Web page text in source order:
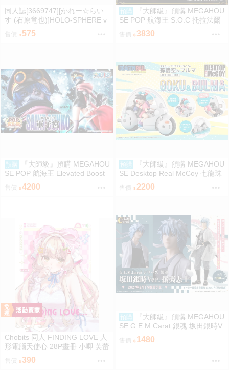
同人誌[3669747][かれー☆らい
す (石原竜也)]HOLO-SPHERE v
ol.04 (hololive )
售價 575
預購
『大師級』預購 MEGAHOU
SE POP 航海王 S.O.C 托拉法爾
加 羅 Ver.R
售價 3830
預購
『大師級』預購 MEGAHOU
SE POP 航海王 Elevated Boost
神領騎士團 曼麥亞 軍子宮
售價 4200
預購
『大師級』預購 MEGAHOU
SE Desktop Real McCoy 七龍珠
06 孫悟空&布瑪 限定復刻版
售價 2200
Chobits 同人 FINDING LOVE 人
形電腦天使心 28P畫冊 小唧 芙蕾
雅 繪師：Bee Bee
售價 390
預購
『大師級』預購 MEGAHOU
SE G.E.M.Carat 銀魂 坂田銀時V
er. 攘夷志士
售價 1480